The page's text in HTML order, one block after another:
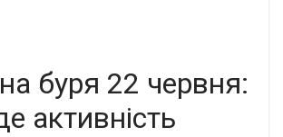
буря 22 червня:
активність